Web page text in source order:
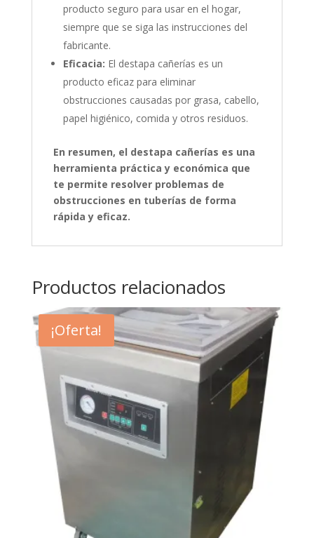
producto seguro para usar en el hogar,
siempre que se siga las instrucciones del
fabricante.
Eficacia: El destapa cañerías es un
producto eficaz para eliminar
obstrucciones causadas por grasa, cabello,
papel higiénico, comida y otros residuos.
En resumen, el destapa cañerías es una
herramienta práctica y económica que
te permite resolver problemas de
obstrucciones en tuberías de forma
rápida y eficaz.
Productos relacionados
¡Oferta!